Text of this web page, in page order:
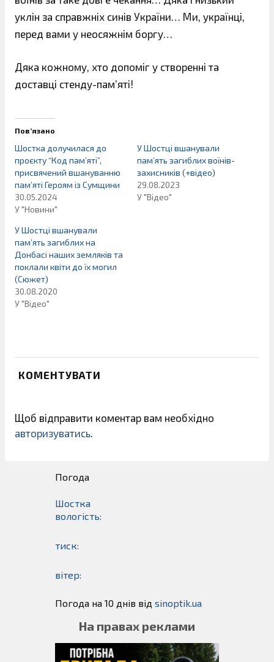
уклін за справжніх синів України… Ми, українці,
перед вами у неосяжнім боргу…
Дяка кожному, хто допоміг у створенні та
доставці стенду-пам’яті!
Пов’язано
Шостка долучилася до
проєкту “Код пам’яті”,
присвячений вшануванню
пам’яті Героям із Сумщини
30.05.2024
У "Новини"
У Шостці вшанували
пам’ять загиблих воїнів-
захисників (+відео)
29.08.2023
У "Відео"
У Шостці вшанували
пам’ять загиблих на
Донбасі наших земляків та
поклали квіти до їх могил
(Сюжет)
30.08.2020
У "Відео"
КОМЕНТУВАТИ
Щоб відправити коментар вам необхідно
авторизуватись.
Погода
Шостка
вологість:
тиск:
вітер:
Погода на 10 днів від sinoptik.ua
На правах реклами